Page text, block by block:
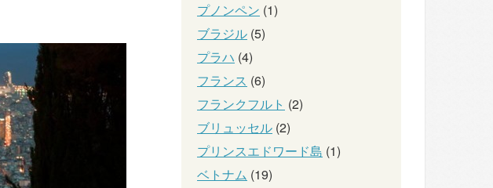
プノンペン (1)
ブラジル (5)
プラハ (4)
フランス (6)
フランクフルト (2)
ブリュッセル (2)
プリンスエドワード島 (1)
ベトナム (19)